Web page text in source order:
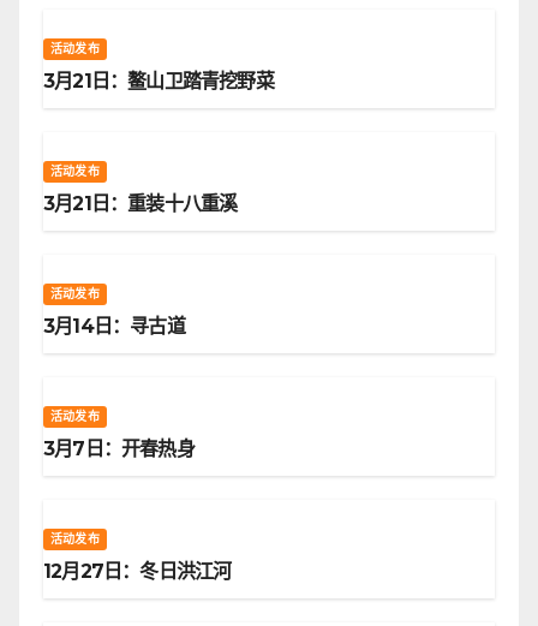
活动发布
3月21日：鳌山卫踏青挖野菜
活动发布
3月21日：重装十八重溪
活动发布
3月14日：寻古道
活动发布
3月7日：开春热身
活动发布
12月27日：冬日洪江河